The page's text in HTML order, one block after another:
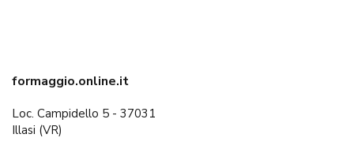
formaggio.online.it
Loc. Campidello 5 - 37031
Illasi (VR)